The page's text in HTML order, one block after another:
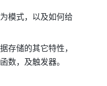
模式，以及如何给
存储的其它特性，
数，及触发器。